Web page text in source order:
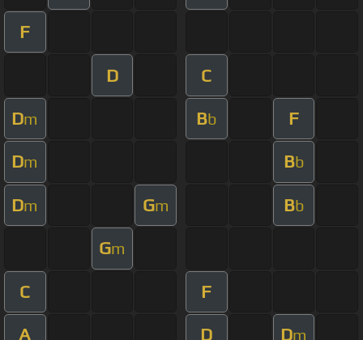
F
D C
Dm Bb F
Dm Bb
Dm Gm Bb
Gm
C F
A D Dm